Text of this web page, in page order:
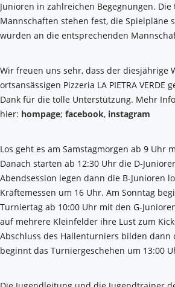
Junioren in zahlreichen Begegnungen.
Mannschaften stehen fest, die Spielpläne
wurden an die entsprechenden
Wir freuen uns sehr, dass der diesjährige
ortsansässigen Pizzeria LA PIETRA VERDE
Dank für die tolle Unterstützung. Mehr
hier: hompage; facebook, instagram
Los geht es am Samstagmorgen ab 9 Uhr
Danach starten ab 12:30 Uhr die D-
Abendsession legen dann die B-Junioren
Kräftemessen um 16 Uhr. Am Sonntag
Turniertag ab 10:00 Uhr mit den G-
auf mehrere Kleinfelder ihre Lust zum
Abschluss des Hallenturniers bilden dann
beginnt das Turniergeschehen um 13:00